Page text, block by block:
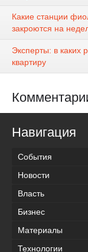
Какие станции
закроются на
Эксперты: в каких
квартиру
Навигация
События
Новости
Власть
Бизнес
Материалы
Технологии